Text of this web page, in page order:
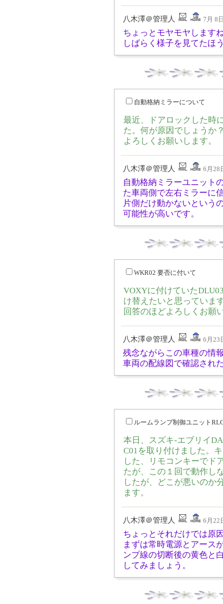
八木澤＠管理人 7月 8
ちょっとモヤモヤします
しばらく様子を見てたほ
自動格納ミラーについて
最近、ドアロックした時
た。何が原因でしょうか
よろしくお願いします。
八木澤＠管理人 6月28
自動格納ミラーユニット
た車両側で左右ミラーに
片側だけ動かないという
可能性が高いです。
WKR02 要否に付いて
VOXYに付けていた
け替えたいと思っていま
回答のほどよろしくお願
八木澤＠管理人 6月23
残念ながらこの車種の情
車両の配線図で確認され
ルームランプ制御ユニット
本日、スズキ-エブリイ
C01を取り付けました。
した、リモコンキーでド
たが、この１回で動作し
したが、どこが悪いのか
ます。
八木澤＠管理人 6月22
ちょっとそれだけでは原
まずは常時電源とアース
ンプ線の切断後の黄色と
してみましょう。